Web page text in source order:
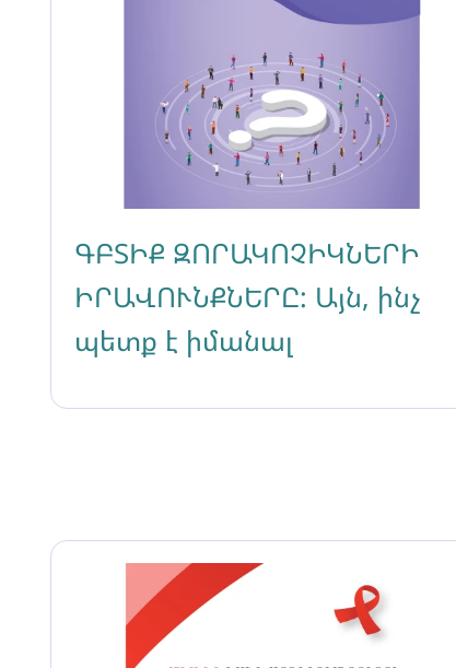
ԳԲՏԻՔ ԶՈՐԱԿՈՉԻԿՆԵՐԻ
ԻՐԱՎՈՒՆՔՆԵՐԸ: Այն, ինչ
պետք է իմանալ